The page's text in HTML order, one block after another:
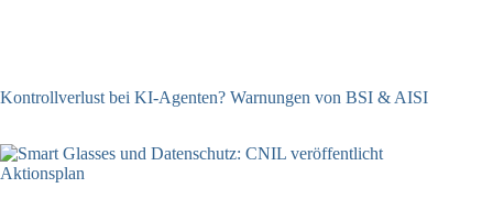
Kontrollverlust bei KI-Agenten? Warnungen von BSI & AISI